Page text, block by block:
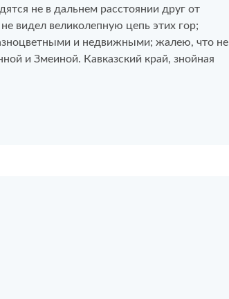
не в дальнем расстоянии друг от
видел великолепную цепь этих гор;
и недвижными; жалею, что не
и Змеиной. Кавказский край, знойная